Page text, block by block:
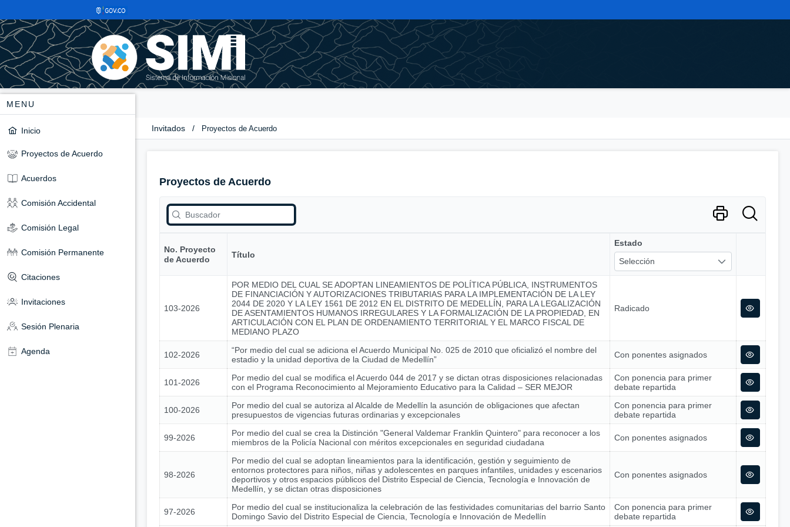
MENU
Inicio
Proyectos de Acuerdo
Acuerdos
Comisión Accidental
Comisión Legal
Comisión Permanente
Citaciones
Invitaciones
Sesión Plenaria
Agenda
Invitados / Proyectos de Acuerdo
Proyectos de Acuerdo
No. Proyecto
de Acuerdo
Título
Estado
Selección
103-2026
POR MEDIO DEL CUAL SE ADOPTAN LINEAMIENTOS DE POLÍTICA PÚBLICA, INSTRUMENTOS
DE FINANCIACIÓN Y AUTORIZACIONES TRIBUTARIAS PARA LA IMPLEMENTACIÓN DE LA LEY
2044 DE 2020 Y LA LEY 1561 DE 2012 EN EL DISTRITO DE MEDELLÍN, PARA LA LEGALIZACIÓN
DE ASENTAMIENTOS HUMANOS IRREGULARES Y LA FORMALIZACIÓN DE LA PROPIEDAD, EN
ARTICULACIÓN CON EL PLAN DE ORDENAMIENTO TERRITORIAL Y EL MARCO FISCAL DE
MEDIANO PLAZO
Radicado
102-2026
“Por medio del cual se adiciona el Acuerdo Municipal No. 025 de 2010 que oficializó el nombre del
estadio y la unidad deportiva de la Ciudad de Medellín”
Con ponentes asignados
101-2026
Por medio del cual se modifica el Acuerdo 044 de 2017 y se dictan otras disposiciones relacionadas
con el Programa Reconocimiento al Mejoramiento Educativo para la Calidad – SER MEJOR
Con ponencia para primer
debate repartida
100-2026
Por medio del cual se autoriza al Alcalde de Medellín la asunción de obligaciones que afectan
presupuestos de vigencias futuras ordinarias y excepcionales
Con ponencia para primer
debate repartida
99-2026
Por medio del cual se crea la Distinción "General Valdemar Franklin Quintero" para reconocer a los
miembros de la Policía Nacional con méritos excepcionales en seguridad ciudadana
Con ponentes asignados
98-2026
Por medio del cual se adoptan lineamientos para la identificación, gestión y seguimiento de
entornos protectores para niños, niñas y adolescentes en parques infantiles, unidades y escenarios
deportivos y otros espacios públicos del Distrito Especial de Ciencia, Tecnología e Innovación de
Medellín, y se dictan otras disposiciones
Con ponentes asignados
97-2026
Por medio del cual se institucionaliza la celebración de las festividades comunitarias del barrio Santo
Domingo Savio del Distrito Especial de Ciencia, Tecnología e Innovación de Medellín
Con ponencia para primer
debate repartida